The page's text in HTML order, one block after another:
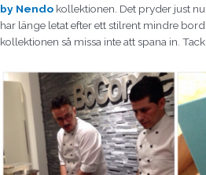
by Nendo kollektionen. Det pryder just
har länge letat efter ett stilrent mindre
kollektionen så missa inte att spana in.